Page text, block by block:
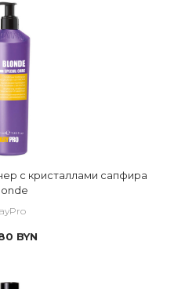
с кристаллами сапфира
BYN